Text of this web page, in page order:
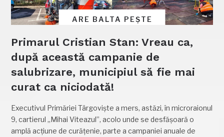
ARE BALTA PEȘTE
Primarul Cristian Stan: Vreau ca,
după această campanie de
salubrizare, municipiul să fie mai
curat ca niciodată!
Executivul Primăriei Târgoviște a mers, astăzi, în microraionul
9, cartierul „Mihai Viteazul”, acolo unde se desfășoară o
amplă acțiune de curățenie, parte a campaniei anuale de